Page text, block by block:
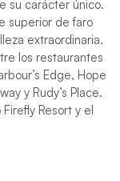
su carácter único.
superior de faro
extraordinaria.
los restaurantes
Edge, Hope
y Rudy’s Place.
Resort y el